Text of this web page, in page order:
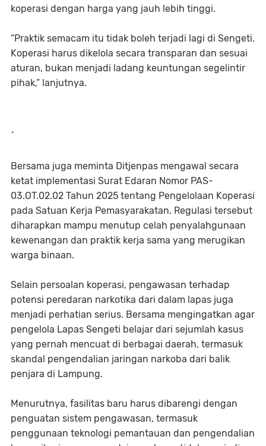
koperasi dengan harga yang jauh lebih tinggi.
“Praktik semacam itu tidak boleh terjadi lagi di Sengeti.
Koperasi harus dikelola secara transparan dan sesuai
aturan, bukan menjadi ladang keuntungan segelintir
pihak,” lanjutnya.
-
Bersama juga meminta Ditjenpas mengawal secara
ketat implementasi Surat Edaran Nomor PAS-
03.OT.02.02 Tahun 2025 tentang Pengelolaan Koperasi
pada Satuan Kerja Pemasyarakatan. Regulasi tersebut
diharapkan mampu menutup celah penyalahgunaan
kewenangan dan praktik kerja sama yang merugikan
warga binaan.
Selain persoalan koperasi, pengawasan terhadap
potensi peredaran narkotika dari dalam lapas juga
menjadi perhatian serius. Bersama mengingatkan agar
pengelola Lapas Sengeti belajar dari sejumlah kasus
yang pernah mencuat di berbagai daerah, termasuk
skandal pengendalian jaringan narkoba dari balik
penjara di Lampung.
Menurutnya, fasilitas baru harus dibarengi dengan
penguatan sistem pengawasan, termasuk
penggunaan teknologi pemantauan dan pengendalian